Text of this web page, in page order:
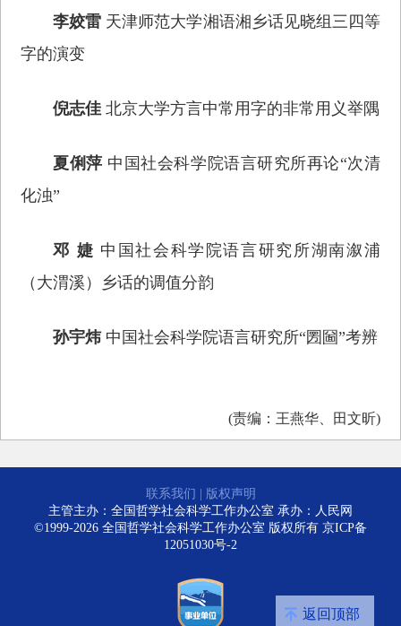
李姣雷 天津师范大学湘语湘乡话见晓组三四等
字的演变
倪志佳北京大学方言中常用字的非常用义举隅
夏俐萍 中国社会科学院语言研究所再论“次清
化浊”
邓 婕 中国社会科学院语言研究所湖南溆浦
（大渭溪）乡话的调值分韵
孙宇炜 中国社会科学院语言研究所“圐圙”考辨
(责编：王燕华、田文昕)
联系我们 | 版权声明
主管主办：全国哲学社会科学工作办公室 承办：人民网
©1999-2026 全国哲学社会科学工作办公室 版权所有 京ICP备
12051030号-2
返回顶部